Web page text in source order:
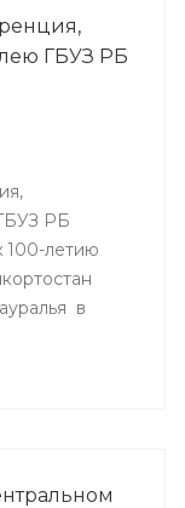
ГБУЗ РБ
РБ
летию
в